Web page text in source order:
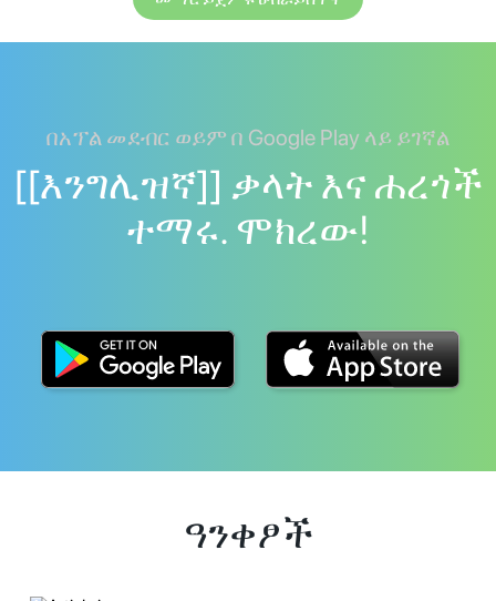
በአፕል መደብር ወይም በ Google Play ላይ ይገኛል
[[እንግሊዝኛ]] ቃላት እና ሐረጎች
ተማሩ. ሞክረው!
ዓንቀፆች